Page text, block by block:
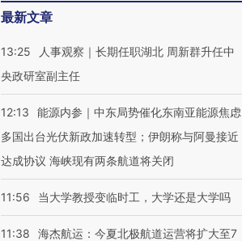
最新文章
13:25
人事观察｜长期任职湖北 周新群升任中
央政研室副主任
12:13
能源内参｜中东局势催化东南亚能源焦虑
多国出台光伏新政加速转型；伊朗称与阿曼接近
达成协议 海峡现有两条航道将关闭
11:56 当大学教授变临时工，大学还是大学吗
11:38
海杰航运：今夏北极航道运营将扩大至7